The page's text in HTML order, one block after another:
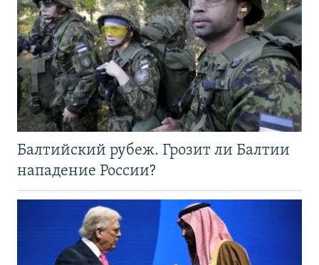
Балтийский рубеж. Грозит ли Балтии
нападение России?